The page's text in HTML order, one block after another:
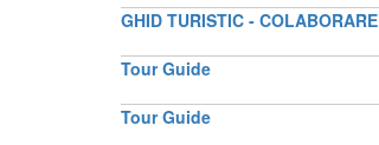
GHID TURISTIC - COLABORARE
Tour Guide
Tour Guide